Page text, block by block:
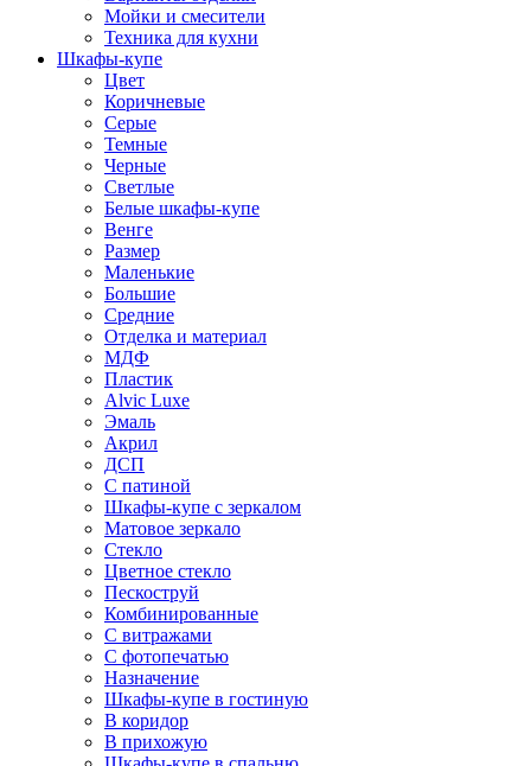
Мойки и смесители
Техника для кухни
Шкафы-купе
Цвет
Коричневые
Серые
Темные
Черные
Светлые
Белые шкафы-купе
Венге
Размер
Маленькие
Большие
Средние
Отделка и материал
МДФ
Пластик
Alvic Luxe
Эмаль
Акрил
ДСП
С патиной
Шкафы-купе с зеркалом
Матовое зеркало
Стекло
Цветное стекло
Пескоструй
Комбинированные
С витражами
С фотопечатью
Назначение
Шкафы-купе в гостиную
В коридор
В прихожую